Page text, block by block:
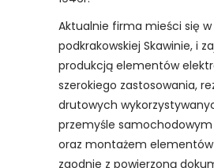
Aktualnie firma mieści się w
podkrakowskiej Skawinie, i
produkcją elementów
szerokiego zastosowania,
drutowych
przemyśle samochodowym
oraz montażem
zgodnie z powierzoną